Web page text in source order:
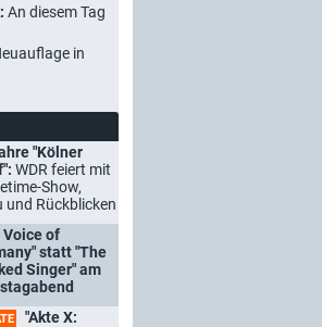
An diesem Tag
in
"Kölner
WDR feiert mit
Show,
und Rückblicken
Voice of
statt "The
Singer" am
"Akte X: